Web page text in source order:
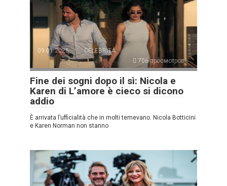
09.01.2026
CELEBRITÀ
706 просмотров
Fine dei sogni dopo il sì: Nicola e
Karen di L’amore è cieco si dicono
addio
È arrivata l’ufficialità che in molti temevano. Nicola Botticini
e Karen Norman non stanno